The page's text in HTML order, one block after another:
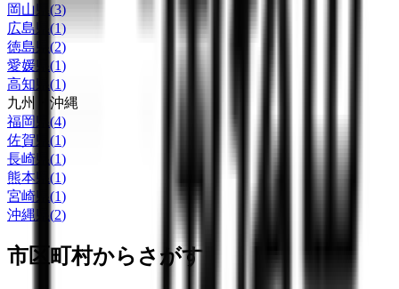
岡山県 (3)
広島県 (1)
徳島県 (2)
愛媛県 (1)
高知県 (1)
九州・沖縄
福岡県 (4)
佐賀県 (1)
長崎県 (1)
熊本県 (1)
宮崎県 (1)
沖縄県 (2)
市区町村からさがす